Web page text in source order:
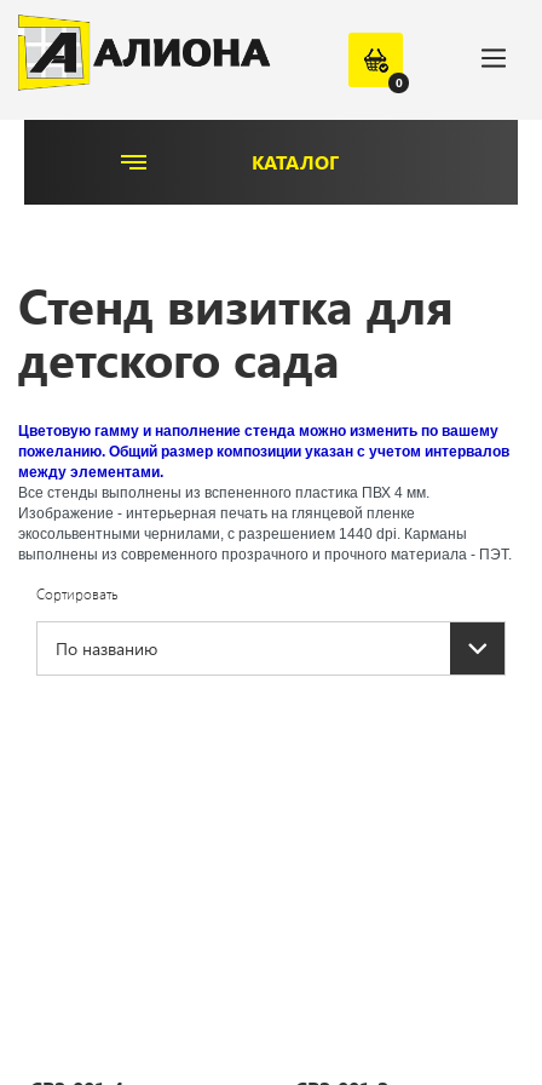
0
КАТАЛОГ
Стенд визитка для
детского сада
Цветовую гамму и наполнение стенда можно изменить по вашему
пожеланию. Общий размер композиции указан с учетом интервалов
между элементами.
Все стенды выполнены из вспененного пластика ПВХ 4 мм.
Изображение - интерьерная печать на глянцевой пленке
экосольвентными чернилами, с разрешением 1440 dpi. Карманы
выполнены из современного прозрачного и прочного материала - ПЭТ.
Сортировать